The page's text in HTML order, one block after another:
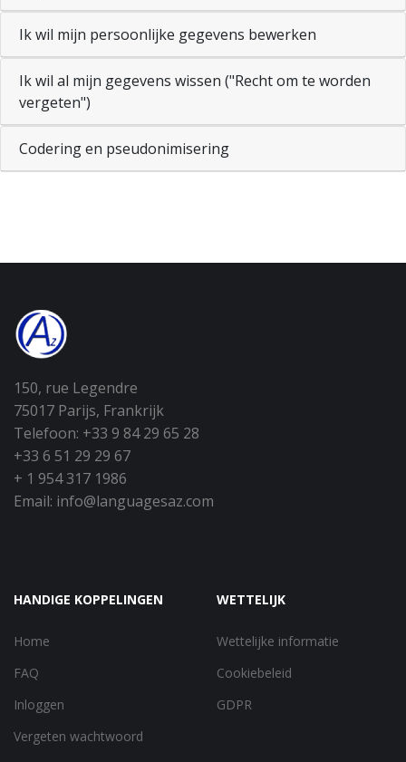
Ik wil mijn persoonlijke gegevens bewerken
Ik wil al mijn gegevens wissen ("Recht om te worden
vergeten")
Codering en pseudonimisering
150, rue Legendre
75017 Parijs, Frankrijk
Telefoon: +33 9 84 29 65 28
+33 6 51 29 29 67
+ 1 954 317 1986
Email: info@languagesaz.com
HANDIGE KOPPELINGEN
Home
FAQ
Inloggen
Vergeten wachtwoord
WETTELIJK
Wettelijke informatie
Cookiebeleid
GDPR